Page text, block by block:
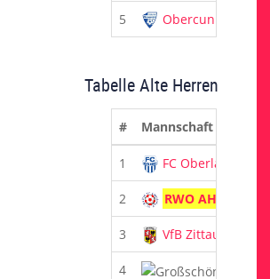
5 Obercunnersdorf
Tabelle Alte Herren
# Mannschaft
1 FC Oberlausitz
2 RWO AH
3 VfB Zittau
4